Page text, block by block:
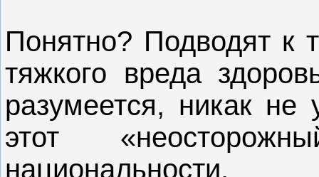
Понятно? Подводят к
тяжкого вреда
разумеется, никак
этот